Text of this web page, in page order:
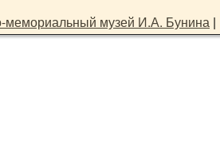
мемориальный музей И.А. Бунина |